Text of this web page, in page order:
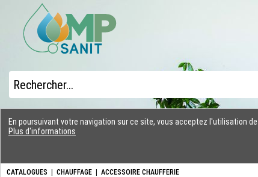
CATALOGUES CHAUFFAGE ACCESSOIRE CHAUFFERIE
En poursuivant votre navigation sur ce site, vous acceptez l'utilisation
Plus d'informations